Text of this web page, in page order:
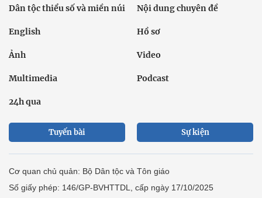
Dân tộc thiểu số và miền núi Nội dung chuyên đề
English Hồ sơ
Ảnh Video
Multimedia Podcast
24h qua
Tuyến bài Sự kiện
Cơ quan chủ quản: Bộ Dân tộc và Tôn giáo
Số giấy phép: 146/GP-BVHTTDL, cấp ngày 17/10/2025